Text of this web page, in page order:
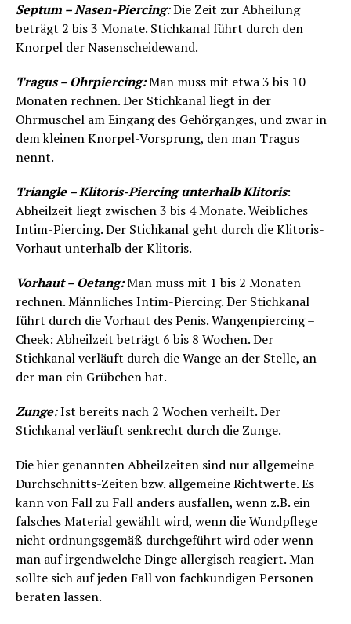
Septum – Nasen-Piercing:Die Zeit zur Abheilung
beträgt 2 bis 3 Monate. Stichkanal führt durch den
Knorpel der Nasenscheidewand.
Tragus – Ohrpiercing:Man muss mit etwa 3 bis 10
Monaten rechnen. Der Stichkanal liegt in der
Ohrmuschel am Eingang des Gehörganges, und zwar in
dem kleinen Knorpel-Vorsprung, den man Tragus
nennt.
Triangle – Klitoris-Piercing unterhalb Klitoris:
Abheilzeit liegt zwischen 3 bis 4 Monate. Weibliches
Intim-Piercing. Der Stichkanal geht durch die Klitoris-
Vorhaut unterhalb der Klitoris.
Vorhaut – Oetang:Man muss mit 1 bis 2 Monaten
rechnen. Männliches Intim-Piercing. Der Stichkanal
führt durch die Vorhaut des Penis. Wangenpiercing –
Cheek: Abheilzeit beträgt 6 bis 8 Wochen. Der
Stichkanal verläuft durch die Wange an der Stelle, an
der man ein Grübchen hat.
Zunge:Ist bereits nach 2 Wochen verheilt. Der
Stichkanal verläuft senkrecht durch die Zunge.
Die hier genannten Abheilzeiten sind nur allgemeine
Durchschnitts-Zeiten bzw. allgemeine Richtwerte. Es
kann von Fall zu Fall anders ausfallen, wenn z.B. ein
falsches Material gewählt wird, wenn die Wundpflege
nicht ordnungsgemäß durchgeführt wird oder wenn
man auf irgendwelche Dinge allergisch reagiert. Man
sollte sich auf jeden Fall von fachkundigen Personen
beraten lassen.